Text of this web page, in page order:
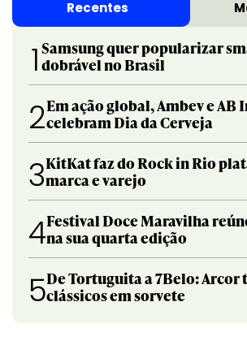
Recentes
1 Samsung quer popularizar
dobrável no Brasil
2Em ação global, Ambev e AB
celebram Dia da Cerveja
3KitKat faz do Rock in Rio
marca e varejo
4Festival Doce Maravilha
na sua quarta edição
5De Tortuguita a 7Belo:
clássicos em sorvete